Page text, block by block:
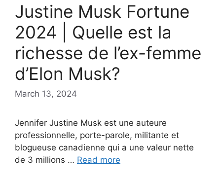
Justine Musk Fortune
2024 | Quelle est la
richesse de l’ex-femme
d’Elon Musk?
March 13, 2024
Jennifer Justine Musk est une auteure
professionnelle, porte-parole, militante et
blogueuse canadienne qui a une valeur nette
de 3 millions … Read more